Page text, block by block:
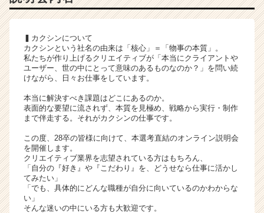
サ
イ
ト
ア
キ
リ
（C
e
▍カクシンについて
カクシンという社名の由来は「核心」＝「物事の本質」。
私たちが作り上げるクリエイティブが「本当にクライアントや
ユーザー、世の中にとって意味のあるものなのか？」を問い続
けながら、日々お仕事をしています。
本当に解決すべき課題はどこにあるのか。
表面的な要望に流されず、本質を見極め、戦略から実行・制作
まで伴走する。それがカクシンの仕事です。
この度、28卒の皆様に向けて、本選考直結のオンライン説明会
を開催します。
クリエイティブ業界を志望されている方はもちろん、
「自分の『好き』や『こだわり』を、どうせなら仕事に活かし
てみたい」
「でも、具体的にどんな職種が自分に向いているのかわからな
い」
そんな迷いの中にいる方も大歓迎です。